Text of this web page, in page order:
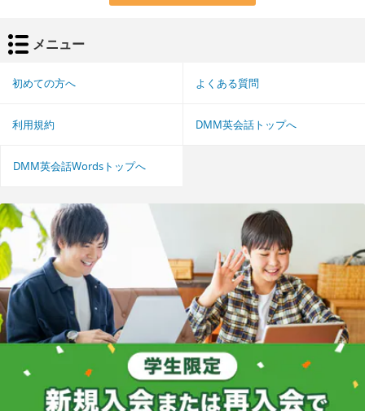
メニュー
初めての方へ よくある質問
利用規約 DMM英会話トップへ
DMM英会話Wordsトップへ